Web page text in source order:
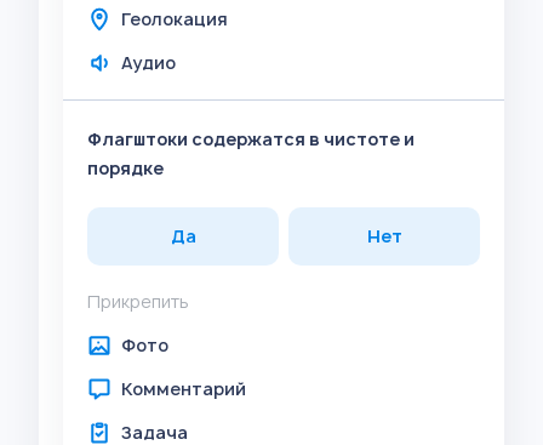
Геолокация
Аудио
Флагштоки содержатся в чистоте и
порядке
Да Нет
Прикрепить
Фото
Комментарий
Задача